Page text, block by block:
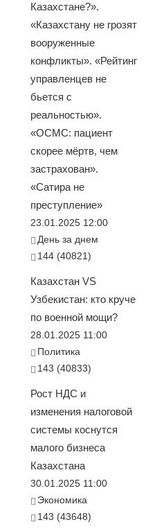
Казахстане?».
«Казахстану не грозят
вооруженные
конфликты». «Рейтинг
управленцев не
бьется с
реальностью».
«ОСМС: пациент
скорее мёртв, чем
застрахован».
«Сатира не
преступление»
23.01.2025 12:00
День за днем
144 (40821)
Казахстан VS
Узбекистан: кто круче
по военной мощи?
28.01.2025 11:00
Политика
143 (40833)
Рост НДС и
изменения налоговой
системы коснутся
малого бизнеса
Казахстана
30.01.2025 11:00
Экономика
143 (43648)